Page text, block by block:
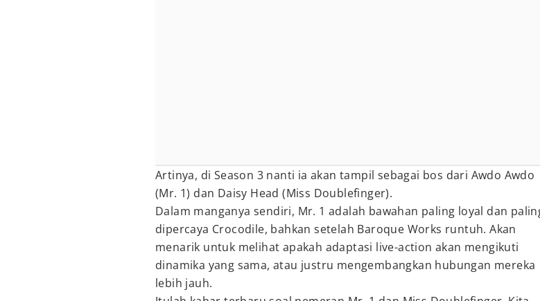
Artinya, di Season 3 nanti ia akan tampil sebagai bos dari Awdo Awdo
(Mr. 1) dan Daisy Head (Miss Doublefinger).
Dalam manganya sendiri, Mr. 1 adalah bawahan paling loyal dan
dipercaya Crocodile, bahkan setelah Baroque Works runtuh. Akan
menarik untuk melihat apakah adaptasi live-action akan mengikuti
dinamika yang sama, atau justru mengembangkan hubungan mereka
lebih jauh.